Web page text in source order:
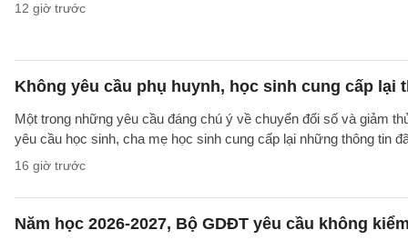
12 giờ trước
Không yêu cầu phụ huynh, học sinh cung cấp lại
Một trong những yêu cầu đáng chú ý về chuyển đổi số và giảm
yêu cầu học sinh, cha mẹ học sinh cung cấp lại những thông tin
16 giờ trước
Năm học 2026-2027, Bộ GDĐT yêu cầu không